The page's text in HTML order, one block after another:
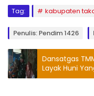
Tag: kabupaten
Penulis: Pendim 1426
Dansatgas
Layak Huni